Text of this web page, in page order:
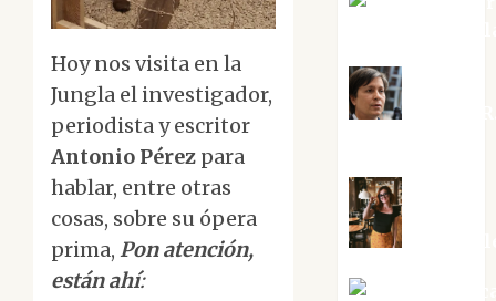
Hoy nos visita en la
Jungla el investigador,
periodista y escritor
Antonio Pérez para
hablar, entre otras
cosas, sobre su ópera
prima, Pon atención,
están ahí: